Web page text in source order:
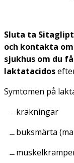
Sluta ta
och kontakta
sjukhus om du
laktatacidos
Symtomen på
kräkningar
buksmärta